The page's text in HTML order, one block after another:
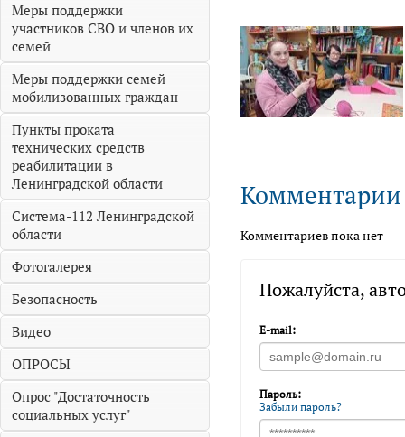
Меры поддержки
участников СВО и членов их
семей
Меры поддержки семей
мобилизованных граждан
Пункты проката
технических средств
реабилитации в
Ленинградской области
Система-112 Ленинградской
области
Фотогалерея
Безопасность
Видео
ОПРОСЫ
Опрос "Достаточность
социальных услуг"
Комментарии
Комментариев пока нет
Пожалуйста,
E-mail:
Пароль:
Забыли пароль?